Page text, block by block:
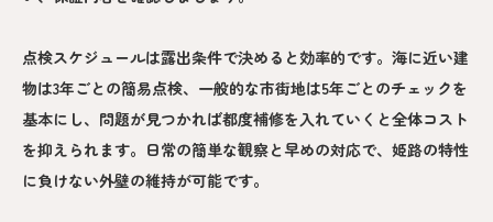
点検スケジュールは露出条件で決めると効率的です。海に近い建
物は3年ごとの簡易点検、一般的な市街地は5年ごとのチェックを
基本にし、問題が見つかれば都度補修を入れていくと全体コスト
を抑えられます。日常の簡単な観察と早めの対応で、姫路の特性
に負けない外壁の維持が可能です。